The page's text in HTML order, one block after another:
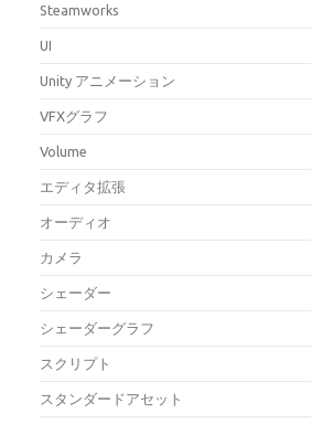
Steamworks
UI
Unity アニメーション
VFXグラフ
Volume
エディタ拡張
オーディオ
カメラ
シェーダー
シェーダーグラフ
スクリプト
スタンダードアセット